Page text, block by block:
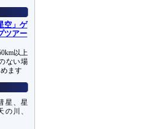
空」ゲ
ツアー
以上
ない場
ます
星、星
の川、